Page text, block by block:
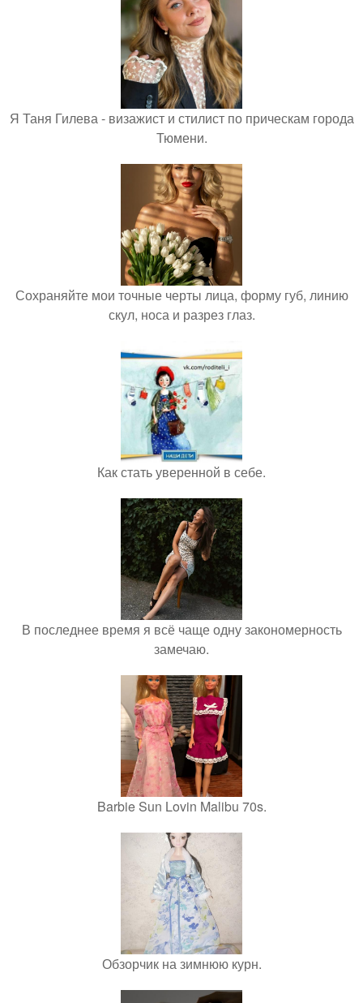
Я Таня Гилева - визажист и стилист по прическам города
Тюмени.
Сохраняйте мои точные черты лица, форму губ, линию
скул, носа и разрез глаз.
Как стать уверенной в себе.
В последнее время я всё чаще одну закономерность
замечаю.
Barbie Sun Lovin Malibu 70s.
Обзорчик на зимнюю курн.